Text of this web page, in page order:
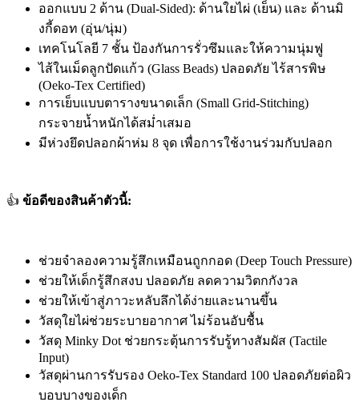
ออกแบบ 2 ด้าน (Dual-Sided): ด้านใยไผ่ (เย็น) และ ด้านมิ
งกี้ดอท (อุ่น/นุ่ม)
เทคโนโลยี 7 ชั้น ป้องกันการรั่วซึมและให้ความนุ่มฟู
ไส้ในเม็ดลูกปัดแก้ว (Glass Beads) ปลอดภัย ไร้สารพิษ
(Oeko-Tex Certified)
การเย็บแบบตารางขนาดเล็ก (Small Grid-Stitching)
กระจายน้ำหนักได้สม่ำเสมอ
มีห่วงยึดปลอกผ้าห่ม 8 จุด เพื่อการใช้งานร่วมกับปลอก
👍 ข้อดีของสินค้าตัวนี้:
ช่วยจำลองความรู้สึกเหมือนถูกกอด (Deep Touch Pressure)
ช่วยให้เด็กรู้สึกสงบ ปลอดภัย ลดความวิตกกังวล
ช่วยให้เข้าสู่ภาวะหลับลึกได้ง่ายและนานขึ้น
วัสดุใยไผ่ช่วยระบายอากาศ ไม่ร้อนอับชื้น
วัสดุ Minky Dot ช่วยกระตุ้นการรับรู้ทางสัมผัส (Tactile
Input)
วัสดุผ่านการรับรอง Oeko-Tex Standard 100 ปลอดภัยต่อผิว
บอบบางของเด็ก